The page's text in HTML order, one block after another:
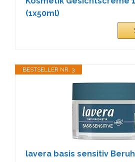
(1x50ml)
BESTSELLER NR. 3
lavera basis sensitiv